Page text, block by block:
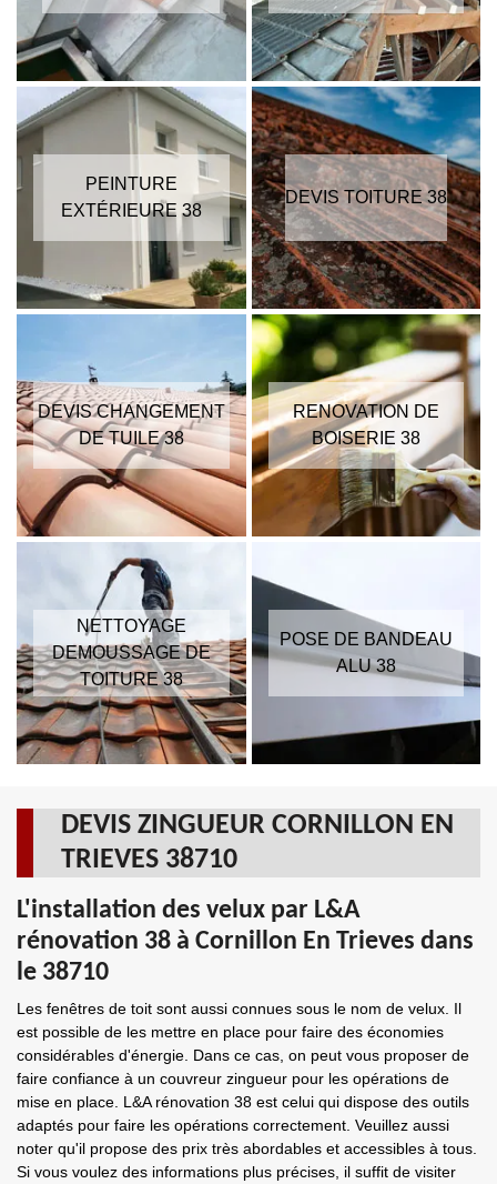
PEINTURE
EXTÉRIEURE 38
DEVIS TOITURE 38
DEVIS CHANGEMENT
DE TUILE 38
RENOVATION DE
BOISERIE 38
NETTOYAGE
DEMOUSSAGE DE
TOITURE 38
POSE DE BANDEAU
ALU 38
DEVIS ZINGUEUR CORNILLON EN
TRIEVES 38710
L'installation des velux par L&A
rénovation 38 à Cornillon En Trieves dans
le 38710
Les fenêtres de toit sont aussi connues sous le nom de velux. Il
est possible de les mettre en place pour faire des économies
considérables d'énergie. Dans ce cas, on peut vous proposer de
faire confiance à un couvreur zingueur pour les opérations de
mise en place. L&A rénovation 38 est celui qui dispose des outils
adaptés pour faire les opérations correctement. Veuillez aussi
noter qu'il propose des prix très abordables et accessibles à tous.
Si vous voulez des informations plus précises, il suffit de visiter